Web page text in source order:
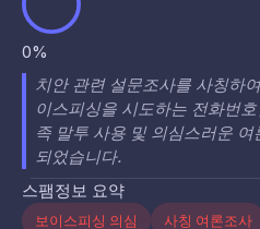
0%
치안 관련 설문조사를 사칭하
이스피싱을 시도하는 전화번
족 말투 사용 및 의심스러운
되었습니다.
스팸정보 요약
보이스피싱 의심 사칭 여론조사